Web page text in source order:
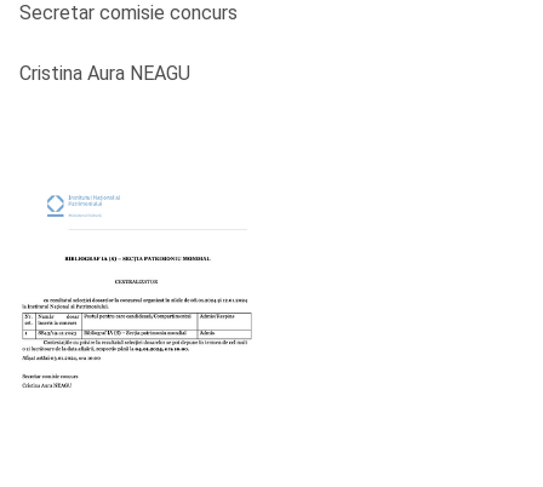
Secretar comisie concurs
Cristina Aura NEAGU